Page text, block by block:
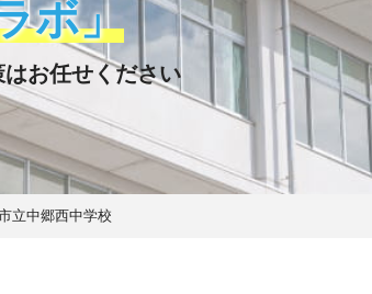
ボ」
お任せください
立中郷西中学校